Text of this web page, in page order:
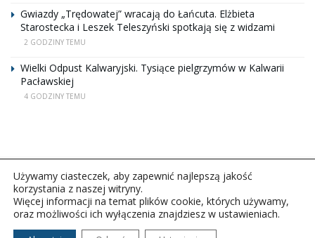
Gwiazdy „Trędowatej” wracają do Łańcuta. Elżbieta
Starostecka i Leszek Teleszyński spotkają się z widzami
2 GODZINY TEMU
Wielki Odpust Kalwaryjski. Tysiące pielgrzymów w Kalwarii
Pacławskiej
4 GODZINY TEMU
Copyright © 2026Polskie Radio Rzeszów S.A. w likwidacj.
Używamy ciasteczek, aby zapewnić najlepszą jakość
korzystania z naszej witryny.
Więcej informacji na temat plików cookie, których używamy,
oraz możliwości ich wyłączenia znajdziesz w ustawieniach.